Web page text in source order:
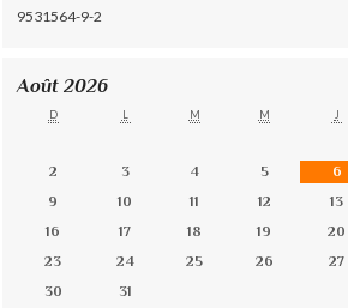
9531564-9-2
Août 2026
D L M M J
2
3 4 5 6
9
10 11 12 13
16
17 18 19 20
23
24 25 26 27
30
31